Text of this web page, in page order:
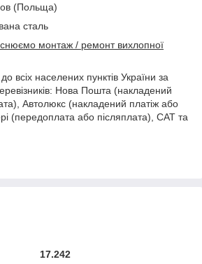
(Польща)
сталь
монтаж / ремонт вихлопної
всіх населених пунктів України за
Нова Пошта (накладений
Автолюкс (накладений платіж або
(передоплата або післяплата), САТ та
17.242